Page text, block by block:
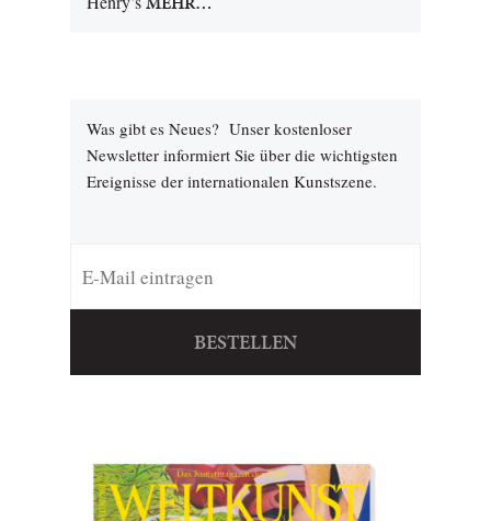
Was gibt es Neues? Unser kostenloser
Newsletter informiert Sie über die wichtigsten
Ereignisse der internationalen Kunstszene.
BESTELLEN